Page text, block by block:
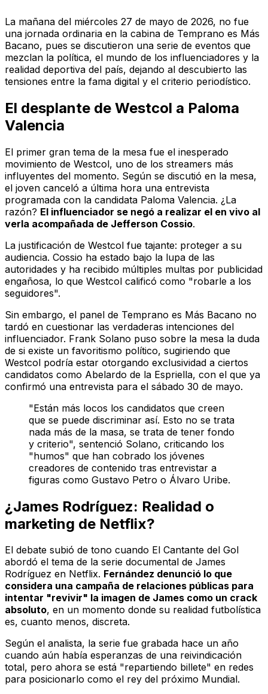
La mañana del miércoles 27 de mayo de 2026, no fue
una jornada ordinaria en la cabina de Temprano es Más
Bacano, pues se discutieron una serie de eventos que
mezclan la política, el mundo de los influenciadores y la
realidad deportiva del país, dejando al descubierto las
tensiones entre la fama digital y el criterio periodístico.
El desplante de Westcol a Paloma
Valencia
El primer gran tema de la mesa fue el inesperado
movimiento de Westcol, uno de los streamers más
influyentes del momento. Según se discutió en la mesa,
el joven canceló a última hora una entrevista
programada con la candidata Paloma Valencia. ¿La
razón? El influenciador se negó a realizar el en vivo al
verla acompañada de Jefferson Cossio.
La justificación de Westcol fue tajante: proteger a su
audiencia. Cossio ha estado bajo la lupa de las
autoridades y ha recibido múltiples multas por publicidad
engañosa, lo que Westcol calificó como "robarle a los
seguidores".
Sin embargo, el panel de Temprano es Más Bacano no
tardó en cuestionar las verdaderas intenciones del
influenciador. Frank Solano puso sobre la mesa la duda
de si existe un favoritismo político, sugiriendo que
Westcol podría estar otorgando exclusividad a ciertos
candidatos como Abelardo de la Espriella, con el que ya
confirmó una entrevista para el sábado 30 de mayo.
"Están más locos los candidatos que creen
que se puede discriminar así. Esto no se trata
nada más de la masa, se trata de tener fondo
y criterio", sentenció Solano, criticando los
"humos" que han cobrado los jóvenes
creadores de contenido tras entrevistar a
figuras como Gustavo Petro o Álvaro Uribe.
¿James Rodríguez: Realidad o
marketing de Netflix?
El debate subió de tono cuando El Cantante del Gol
abordó el tema de la serie documental de James
Rodríguez en Netflix. Fernández denunció lo que
considera una campaña de relaciones públicas para
intentar "revivir" la imagen de James como un crack
absoluto, en un momento donde su realidad futbolística
es, cuanto menos, discreta.
Según el analista, la serie fue grabada hace un año
cuando aún había esperanzas de una reivindicación
total, pero ahora se está "repartiendo billete" en redes
para posicionarlo como el rey del próximo Mundial.